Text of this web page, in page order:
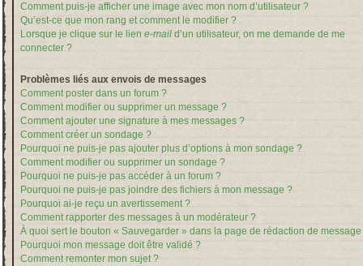
Comment puis-je afficher une image avec mon nom d’utilisateur ?
Qu’est-ce que mon rang et comment le modifier ?
Lorsque je clique sur le lien e-mail d’un utilisateur, on me demande de me
connecter ?
Problèmes liés aux envois de messages
Comment poster dans un forum ?
Comment modifier ou supprimer un message ?
Comment ajouter une signature à mes messages ?
Comment créer un sondage ?
Pourquoi ne puis-je pas ajouter plus d’options à mon sondage ?
Comment modifier ou supprimer un sondage ?
Pourquoi ne puis-je pas accéder à un forum ?
Pourquoi ne puis-je pas joindre des fichiers à mon message ?
Pourquoi ai-je reçu un avertissement ?
Comment rapporter des messages à un modérateur ?
À quoi sert le bouton « Sauvegarder » dans la page de rédaction de message
Pourquoi mon message doit être validé ?
Comment remonter mon sujet ?